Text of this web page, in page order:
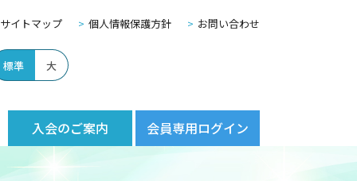
サイトマップ 個人情報保護方針 お問い合わせ
標準 大
入会のご案内 会員専用ログイン